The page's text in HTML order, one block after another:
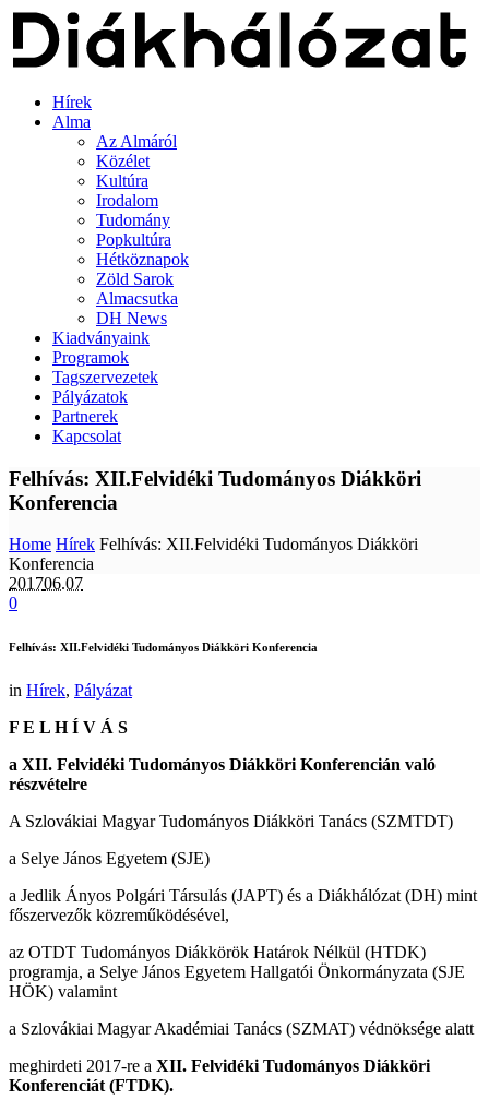
Hírek
Alma
Az Almáról
Közélet
Kultúra
Irodalom
Tudomány
Popkultúra
Hétköznapok
Zöld Sarok
Almacsutka
DH News
Kiadványaink
Programok
Tagszervezetek
Pályázatok
Partnerek
Kapcsolat
Felhívás: XII.Felvidéki Tudományos Diákköri
Konferencia
Home Hírek Felhívás: XII.Felvidéki Tudományos Diákköri
Konferencia
201706.07
0
Felhívás: XII.Felvidéki Tudományos Diákköri Konferencia
in Hírek, Pályázat
F E L H Í V Á S
a XII. Felvidéki Tudományos Diákköri Konferencián való
részvételre
A Szlovákiai Magyar Tudományos Diákköri Tanács (SZMTDT)
a Selye János Egyetem (SJE)
a Jedlik Ányos Polgári Társulás (JAPT) és a Diákhálózat (DH) mint
főszervezők közreműködésével,
az OTDT Tudományos Diákkörök Határok Nélkül (HTDK)
programja, a Selye János Egyetem Hallgatói Önkormányzata (SJE
HÖK) valamint
a Szlovákiai Magyar Akadémiai Tanács (SZMAT) védnöksége alatt
meghirdeti 2017-re a XII. Felvidéki Tudományos Diákköri
Konferenciát (FTDK).